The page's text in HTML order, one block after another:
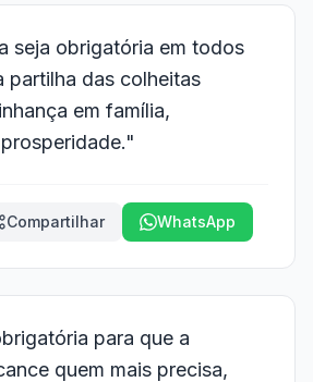
seja obrigatória em todos
partilha das colheitas
em família,
Compartilhar WhatsApp
para que a
quem mais precisa,